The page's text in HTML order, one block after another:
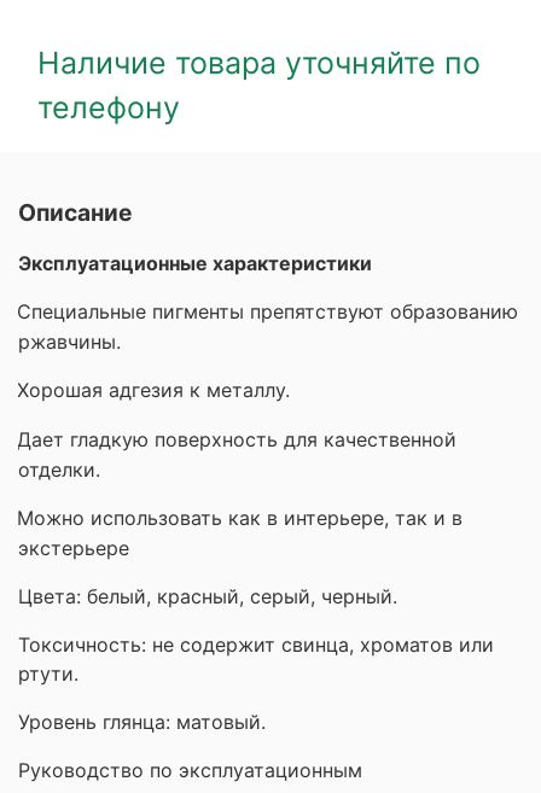
Наличие товара уточняйте по
телефону
Описание
Эксплуатационные характеристики
Специальные пигменты препятствуют образованию
ржавчины.
Хорошая адгезия к металлу.
Дает гладкую поверхность для качественной
отделки.
Можно использовать как в интерьере, так и в
экстерьере
Цвета: белый, красный, серый, черный.
Токсичность: не содержит свинца, хроматов или
ртути.
Уровень глянца: матовый.
Руководство по эксплуатационным